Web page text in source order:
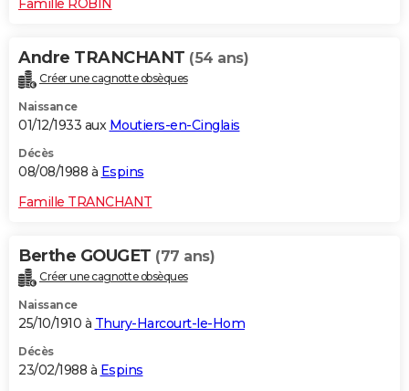
Famille ROBIN
Andre TRANCHANT (54 ans)
Créer une cagnotte obsèques
Naissance
01/12/1933 aux Moutiers-en-Cinglais
Décès
08/08/1988 à Espins
Famille TRANCHANT
Berthe GOUGET (77 ans)
Créer une cagnotte obsèques
Naissance
25/10/1910 à Thury-Harcourt-le-Hom
Décès
23/02/1988 à Espins